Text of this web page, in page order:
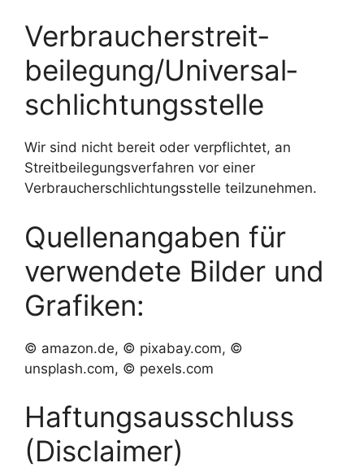
Verbraucher­streit­
beilegung/Universal­
schlichtungs­stelle
Wir sind nicht bereit oder verpflichtet, an
Streitbeilegungsverfahren vor einer
Verbraucherschlichtungsstelle teilzunehmen.
Quellenangaben für
verwendete Bilder und
Grafiken:
© amazon.de, © pixabay.com, ©
unsplash.com, © pexels.com
Haftungsausschluss
(Disclaimer)